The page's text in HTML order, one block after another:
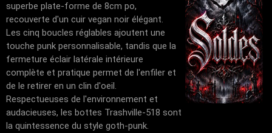
superbe plate-forme de 8cm po,
recouverte d'un cuir vegan noir élégant.
Les cinq boucles réglables ajoutent une
touche punk personnalisable, tandis que la
fermeture éclair latérale intérieure
complète et pratique permet de l'enfiler et
de le retirer en un clin d'oeil.
Respectueuses de l'environnement et
audacieuses, les bottes Trashville-518 sont
la quintessence du style goth-punk.